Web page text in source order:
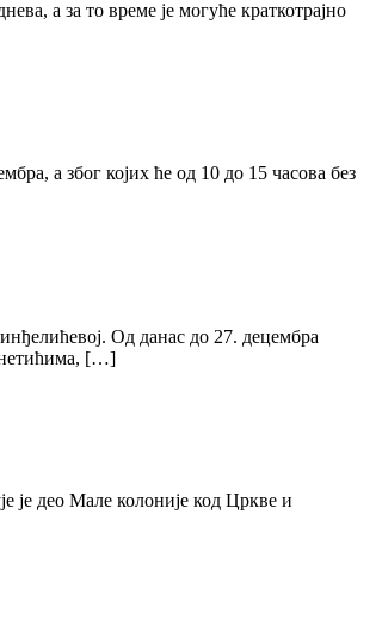
а за то време је могуће краткотрајно
а због којих ће од 10 до 15 часова без
Од данас до 27. децембра
[…]
је део Мале колоније код Цркве и